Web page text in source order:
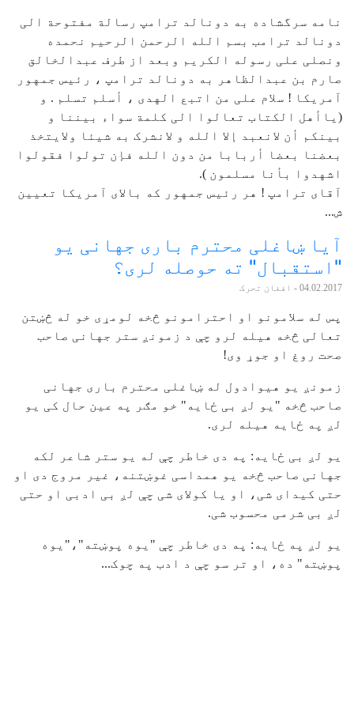
نامه سرگشاده به دونالد ترامپ رسالة مفتوحة الی
دونالد ترامب بسم الله الرحمن الرحیم نحمده
ونصلی علی رسوله الکریم وبعد از طرف عبدالخالق
صارم بن عبدالظاهر به دونالد ترامپ ، رئیس جمهور
آمریکا ! سلام علی من اتبع الهدی ، أسلم تسلم . و
(یاأهل الکتاب تعالوا الی کلمة سواء بیننا و
بینکم أن لانعبد إلا الله و لانشرک به شیئا ولایتخذ
بعضنا بعضا أربابا من دون الله فإن تولوا فقولوا
اشهدوا بأنا مسلمون ).
آقای ترامپ ! هر رئیس جمهور که بالای آمریکا تعیین
ش...
آیا ښاغلی محترم باری جهانی یو
"استقبال" ته حوصله لری؟
04.02.2017 - افغان تحرک
پس له سلامونو او احترامونو څخه لومړی خو له څښتن
تعالی څخه هیله لرو چې د زمونږ ستر جهانی صاحب
صحت روغ او جوړ وی!
زمونږ یو هیوادول له ښاغلی محترم باری جهانی
صاحب څخه "یو لږ بی ځایه" خو مګر په عین حال کی یو
لږ په ځایه هیله لری.
یو لږ بی ځایه: په دی خاطر چې له یو ستر شاعر لکه
جهانی صاحب څخه یو همداسی غوښتنه، غیر مروج دی او
حتی کیدای شی، او یا کولای شی چې لږ بی ادبی او حتی
لږ بی شرمی محسوب شی.
یو لږ په ځایه: په دی خاطر چې "یوه پوښته"،"یوه
پوښته" ده، او تر سو چې د ادب په چوک...